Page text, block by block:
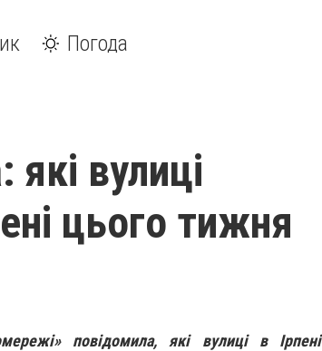
Погода
які вулиці
цього тижня
повідомила, які вулиці в Ірпені